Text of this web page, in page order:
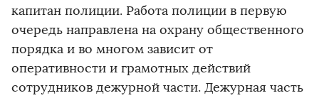
капитан полиции. Работа полиции в первую
очередь направлена на охрану общественного
порядка и во многом зависит от
оперативности и грамотных действий
сотрудников дежурной части. Дежурная часть